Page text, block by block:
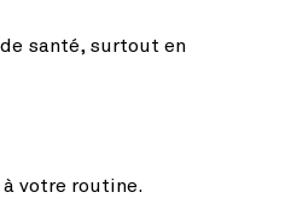
santé, surtout en
à votre routine.